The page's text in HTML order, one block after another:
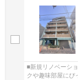
■新規リノベーシ
クや趣味部屋にぴ